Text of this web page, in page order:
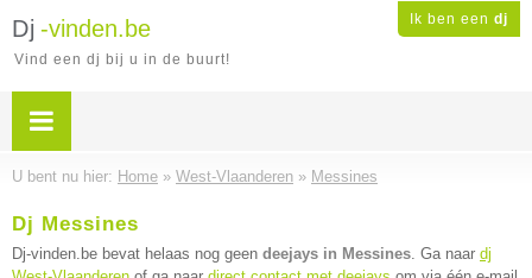
Ik ben een dj
Dj -vinden.be
Vind een dj bij u in de buurt!
U bent nu hier: Home » West-Vlaanderen » Messines
Dj Messines
Dj-vinden.be bevat helaas nog geen deejays in Messines. Ga naar dj